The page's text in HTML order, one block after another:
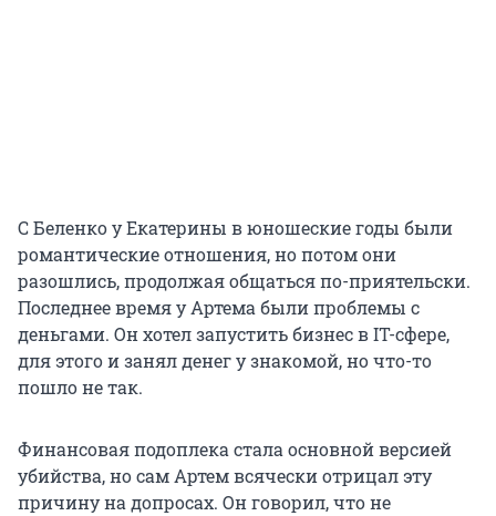
С Беленко у Екатерины в юношеские годы были
романтические отношения, но потом они
разошлись, продолжая общаться по-приятельски.
Последнее время у Артема были проблемы с
деньгами. Он хотел запустить бизнес в IT-сфере,
для этого и занял денег у знакомой, но что-то
пошло не так.
Финансовая подоплека стала основной версией
убийства, но сам Артем всячески отрицал эту
причину на допросах. Он говорил, что не